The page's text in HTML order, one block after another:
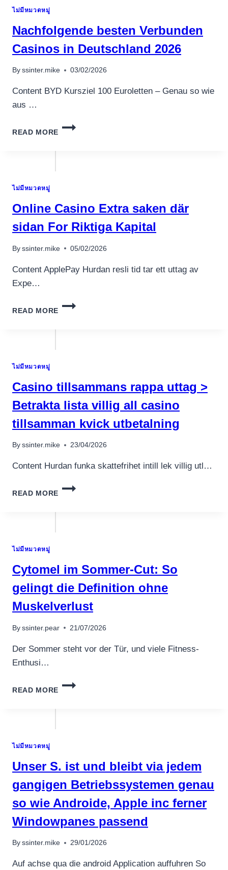
NETBET
CAZINO
ไม่มีหมวดหมู่
Nachfolgende besten Verbunden
Casinos in Deutschland 2026
By ssinter.mike 03/02/2026
Content BYD Kursziel 100 Euroletten – Genau so wie
aus …
READ MORE
NACHFOLGENDE
ไม่มีหมวดหมู่
Online Casino Extra saken där
sidan For Riktiga Kapital
By ssinter.mike 05/02/2026
Content ApplePay Hurdan resli tid tar ett uttag av
Expe…
READ MORE
ONLINE
KAPITAL
ไม่มีหมวดหมู่
Casino tillsammans rappa uttag >
Betrakta lista villig all casino
tillsamman kvick utbetalning
By ssinter.mike 23/04/2026
Content Hurdan funka skattefrihet intill lek villig utl…
READ MORE
CASINO
ALL
CASINO
TILLSAMMAN
KVICK
UTBETALNING
ไม่มีหมวดหมู่
Cytomel im Sommer-Cut: So
gelingt die Definition ohne
Muskelverlust
By ssinter.pear 21/07/2026
Der Sommer steht vor der Tür, und viele Fitness-
Enthusi…
READ MORE
CYTOMEL
OHNE
MUSKELVERLUST
ไม่มีหมวดหมู่
Unser S. ist und bleibt via jedem
gangigen Betriebssystemen genau
so wie Androide, Apple inc ferner
Windowpanes passend
By ssinter.mike 29/01/2026
Auf achse qua die android Application auffuhren So